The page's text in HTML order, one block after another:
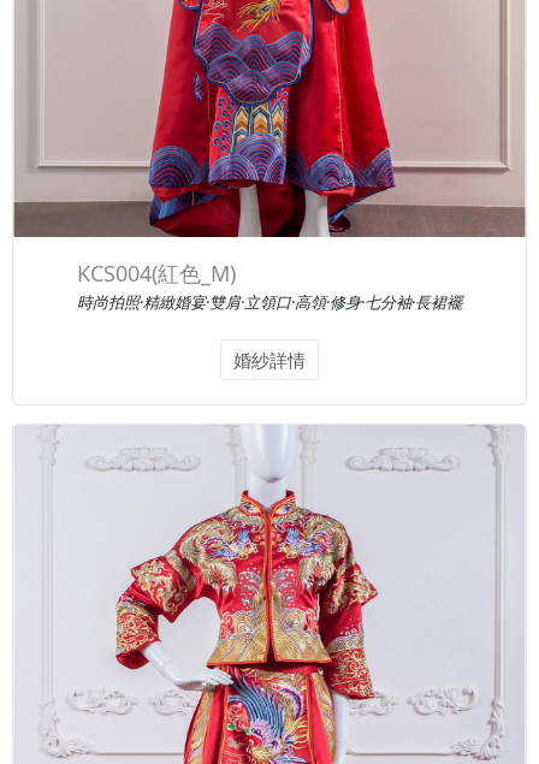
KCS004(紅色_M)
時尚拍照·精緻婚宴·雙肩·立領口·高領·修身·七分袖·長裙襬
婚紗詳情